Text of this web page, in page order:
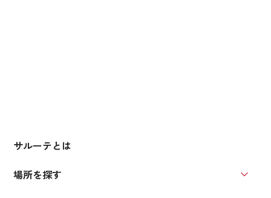
サルーテとは
場所を探す